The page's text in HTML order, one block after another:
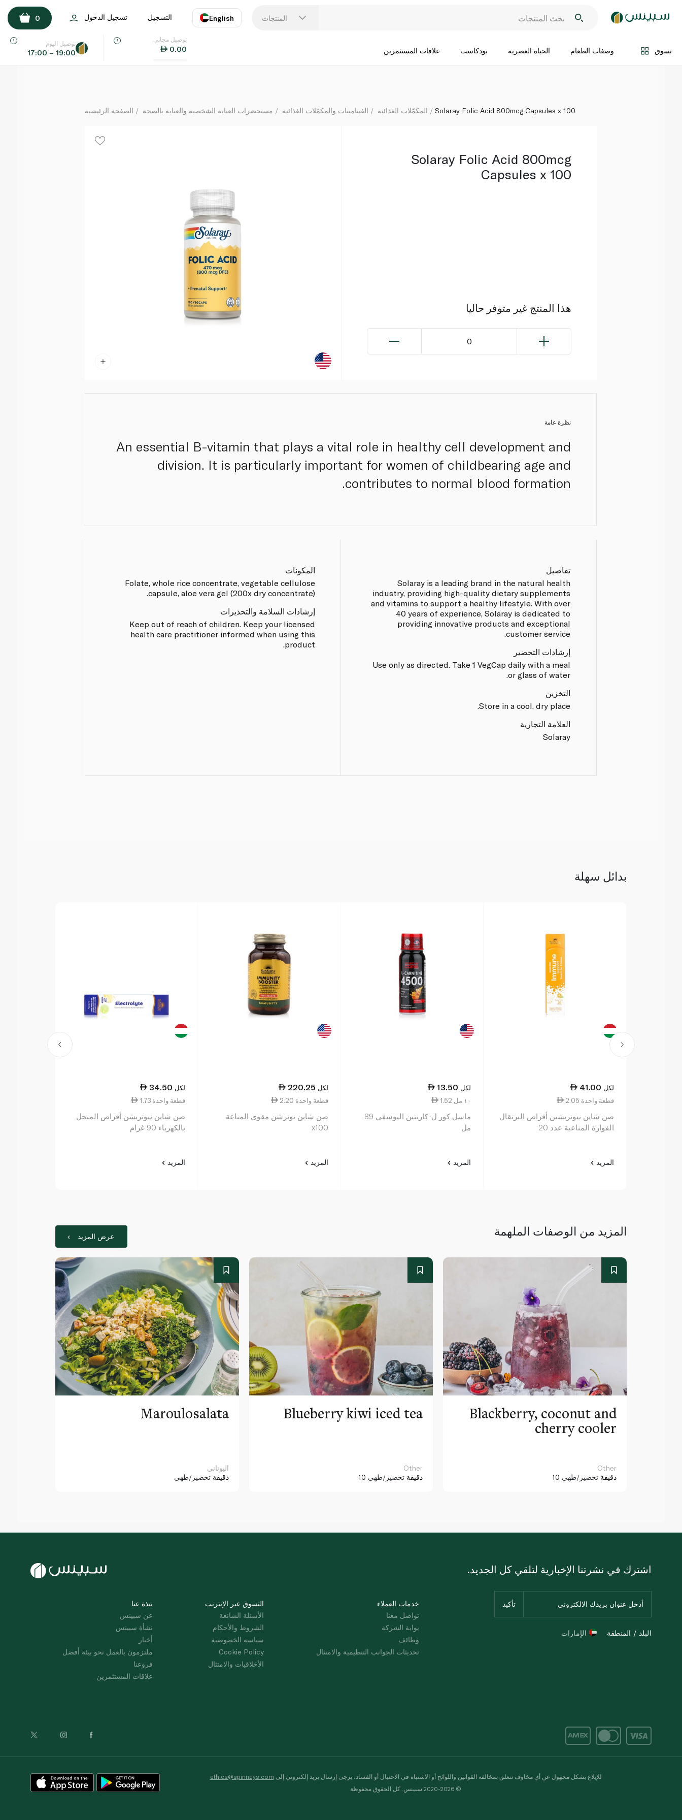
المنتجات English
اللغة
التسجيل تسجيل الدخول 0
تسوق وصفات الطعام الحياة العصرية بودكاست علاقات المستثمرين
توصيل مجاني
0.00
توصيل اليوم
17:00 – 19:00
اضف الى السلة
الصفحة الرئيسية مستحضرات العناية الشخصية والعناية بالصحة الفيتامينات والمكمّلات الغذائية المكمّلات الغذائية Solaray Folic Acid 800mcg Capsules x 100
Solaray Folic Acid 800mcg
Capsules x 100
هذا المنتج غير متوفر حاليا
0
نظرة عامة
An essential B-vitamin that plays a vital role in healthy cell development and
division. It is particularly important for women of childbearing age and
contributes to normal blood formation.
تفاصيل
Solaray is a leading brand in the natural health
industry, providing high-quality dietary supplements
and vitamins to support a healthy lifestyle. With over
40 years of experience, Solaray is dedicated to
providing innovative products and exceptional
customer service.
إرشادات التحضير
Use only as directed. Take 1 VegCap daily with a meal
or glass of water.
التخزين
Store in a cool, dry place.
العلامة التجارية
Solaray
المكونات
Folate, whole rice concentrate, vegetable cellulose
capsule, aloe vera gel (200x dry concentrate).
إرشادات السلامة والتحذيرات
Keep out of reach of children. Keep your licensed
health care practitioner informed when using this
product.
بدائل سهلة
41.00 لكل
2.05 قطعة واحدة
صن شاين نيوتريشين أقراص البرتقال
الفوارة المناعية عدد 20
المزيد
13.50 لكل
1.52 ١٠ مل
ماسل كور ل-كارنتين اليوسفي 89
مل
المزيد
220.25 لكل
2.20 قطعة واحدة
صن شاين نوترشن مقوي المناعة
x100
المزيد
34.50 لكل
1.73 قطعة واحدة
صن شاين نيوتريشن أقراص المنحل
بالكهرباء 90 غرام
المزيد
المزيد من الوصفات الملهمة عرض المزيد
Maroulosalata
اليوناني
دقيقة تحضير/طهي
Blueberry kiwi iced tea
Other
10 دقيقة تحضير/طهي
Blackberry, coconut and
cherry cooler
Other
10 دقيقة تحضير/طهي
نبذة عنا
عن سبينس
نشأة سبينس
أخبار
ملتزمون بالعمل نحو بيئة أفضل
فروعنا
علاقات المستثمرين
التسوق عبر الإنترنت
الأسئلة الشائعة
الشروط والأحكام
سياسة الخصوصية
Cookie Policy
الأخلاقيات والامتثال
خدمات العملاء
تواصل معنا
بوابة الشركة
وظائف
تحديثات الجوانب التنظيمية والامتثال
اشترك في نشرتنا الإخبارية لتلقي كل الجديد.
البلد / المنطقة الإمارات
للإبلاغ بشكل مجهول عن أي مخاوف تتعلق بمخالفة القوانين واللوائح أو الاشتباه في الاحتيال أو الفساد، يرجى إرسال بريد إلكتروني إلى ethics@spinneys.com
© 2020-2026 سبينس. كل الحقوق محفوظة